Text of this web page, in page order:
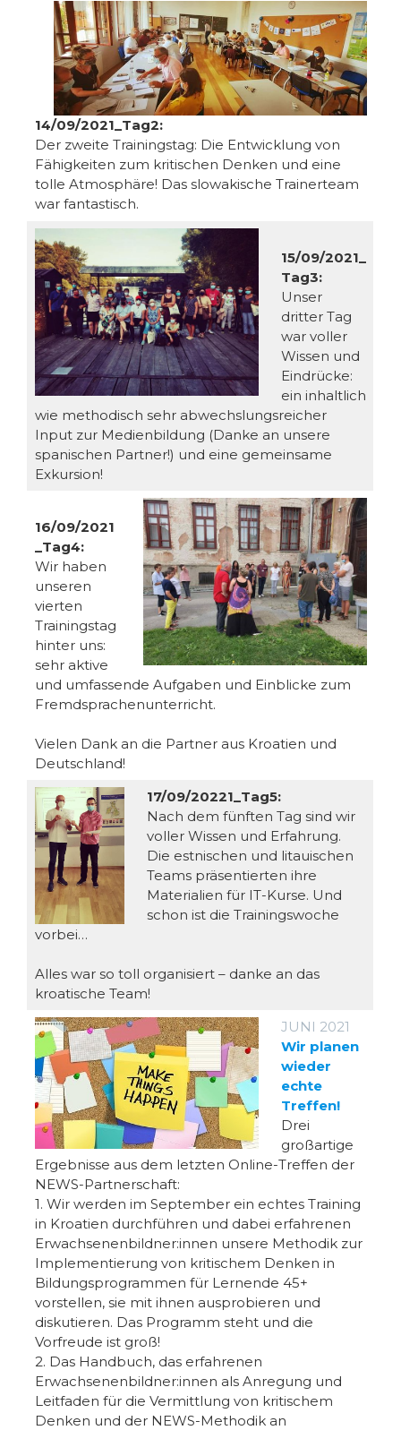
14/09/2021_Tag2:
Der zweite Trainingstag: Die Entwicklung von
Fähigkeiten zum kritischen Denken und eine
tolle Atmosphäre! Das slowakische Trainerteam
war fantastisch.
15/09/2021_
Tag3:
Unser
dritter Tag
war voller
Wissen und
Eindrücke:
ein inhaltlich
wie methodisch sehr abwechslungsreicher
Input zur Medienbildung (Danke an unsere
spanischen Partner!) und eine gemeinsame
Exkursion!
16/09/2021
_Tag4:
Wir haben
unseren
vierten
Trainingstag
hinter uns:
sehr aktive
und umfassende Aufgaben und Einblicke zum
Fremdsprachenunterricht.
Vielen Dank an die Partner aus Kroatien und
Deutschland!
17/09/20221_Tag5:
Nach dem fünften Tag sind wir
voller Wissen und Erfahrung.
Die estnischen und litauischen
Teams präsentierten ihre
Materialien für IT-Kurse. Und
schon ist die Trainingswoche
vorbei…
Alles war so toll organisiert – danke an das
kroatische Team!
JUNI 2021
Wir planen
wieder
echte
Treffen!
Drei
großartige
Ergebnisse aus dem letzten Online-Treffen der
NEWS-Partnerschaft:
1. Wir werden im September ein echtes Training
in Kroatien durchführen und dabei erfahrenen
Erwachsenenbildner:innen unsere Methodik zur
Implementierung von kritischem Denken in
Bildungsprogrammen für Lernende 45+
vorstellen, sie mit ihnen ausprobieren und
diskutieren. Das Programm steht und die
Vorfreude ist groß!
2. Das Handbuch, das erfahrenen
Erwachsenenbildner:innen als Anregung und
Leitfaden für die Vermittlung von kritischem
Denken und der NEWS-Methodik an